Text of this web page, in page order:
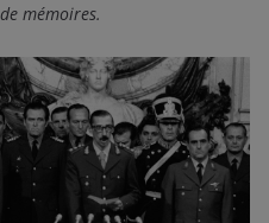
mémoires.